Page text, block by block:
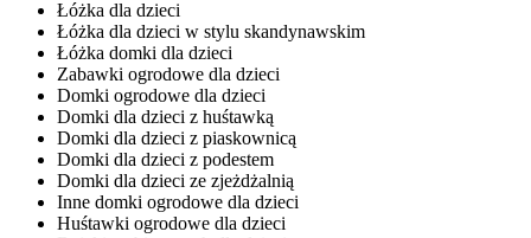
Łóżka dla dzieci
Łóżka dla dzieci w stylu skandynawskim
Łóżka domki dla dzieci
Zabawki ogrodowe dla dzieci
Domki ogrodowe dla dzieci
Domki dla dzieci z huśtawką
Domki dla dzieci z piaskownicą
Domki dla dzieci z podestem
Domki dla dzieci ze zjeżdżalnią
Inne domki ogrodowe dla dzieci
Huśtawki ogrodowe dla dzieci